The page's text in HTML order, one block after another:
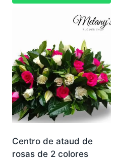
Centro de ataud de
rosas de 2 colores